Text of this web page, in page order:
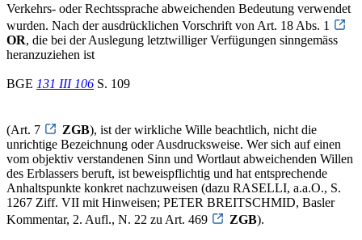
Verkehrs- oder Rechtssprache abweichenden Bedeutung verwendet
wurden. Nach der ausdrücklichen Vorschrift von Art. 18 Abs. 1
OR, die bei der Auslegung letztwilliger Verfügungen sinngemäss
heranzuziehen ist
BGE 131 III 106 S. 109
(Art. 7 ZGB), ist der wirkliche Wille beachtlich, nicht die
unrichtige Bezeichnung oder Ausdrucksweise. Wer sich auf einen
vom objektiv verstandenen Sinn und Wortlaut abweichenden Willen
des Erblassers beruft, ist beweispflichtig und hat entsprechende
Anhaltspunkte konkret nachzuweisen (dazu RASELLI, a.a.O., S.
1267 Ziff. VII mit Hinweisen; PETER BREITSCHMID, Basler
Kommentar, 2. Aufl., N. 22 zu Art. 469
ZGB).